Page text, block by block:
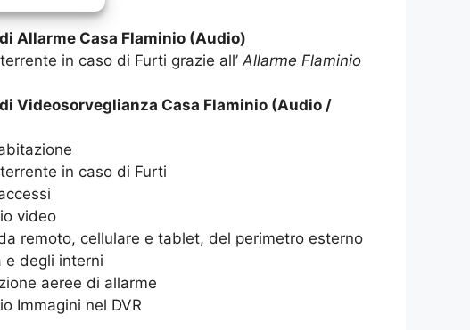
Allarme Casa Flaminio (Audio)
in caso di Furti grazie all’Allarme Flaminio
Videosorveglianza Casa Flaminio (Audio /
in caso di Furti
video
remoto, cellulare e tablet, del perimetro esterno
e degli interni
aeree di allarme
Immagini nel DVR